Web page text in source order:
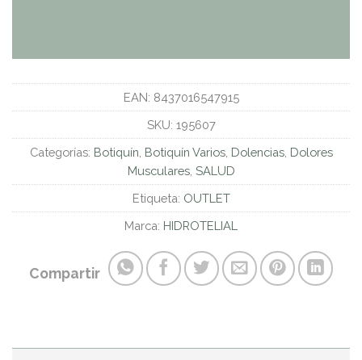
EAN: 8437016547915
SKU: 195607
Categorías: Botiquín Botiquín Varios, Dolencias, Dolores
Musculares, SALUD
Etiqueta: OUTLET
Marca: HIDROTELIAL
Compartir